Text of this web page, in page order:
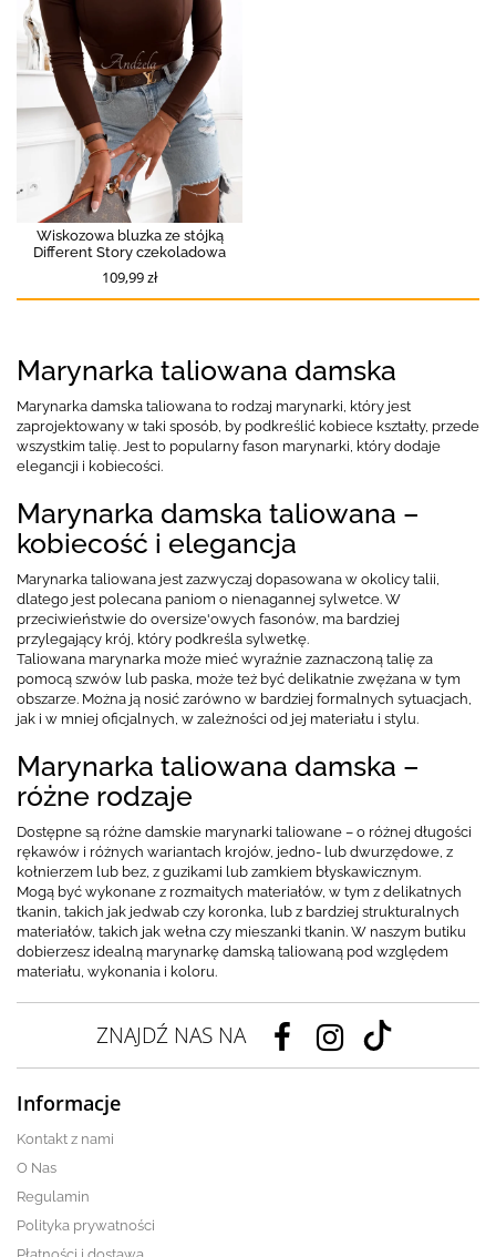
Wiskozowa bluzka ze stójką
Different Story czekoladowa
109,99 zł
Marynarka taliowana damska
Marynarka damska taliowana to rodzaj marynarki, który jest
zaprojektowany w taki sposób, by podkreślić kobiece kształty, przede
wszystkim talię. Jest to popularny fason marynarki, który dodaje
elegancji i kobiecości.
Marynarka damska taliowana –
kobiecość i elegancja
Marynarka taliowana jest zazwyczaj dopasowana w okolicy talii,
dlatego jest polecana paniom o nienagannej sylwetce. W
przeciwieństwie do oversize'owych fasonów, ma bardziej
przylegający krój, który podkreśla sylwetkę.
Taliowana marynarka może mieć wyraźnie zaznaczoną talię za
pomocą szwów lub paska, może też być delikatnie zwężana w tym
obszarze. Można ją nosić zarówno w bardziej formalnych sytuacjach,
jak i w mniej oficjalnych, w zależności od jej materiału i stylu.
Marynarka taliowana damska –
różne rodzaje
Dostępne są różne damskie marynarki taliowane – o różnej długości
rękawów i różnych wariantach krojów, jedno- lub dwurzędowe, z
kołnierzem lub bez, z guzikami lub zamkiem błyskawicznym.
Mogą być wykonane z rozmaitych materiałów, w tym z delikatnych
tkanin, takich jak jedwab czy koronka, lub z bardziej strukturalnych
materiałów, takich jak wełna czy mieszanki tkanin. W naszym butiku
dobierzesz idealną marynarkę damską taliowaną pod względem
materiału, wykonania i koloru.
ZNAJDŹ NAS NA
Informacje
Kontakt z nami
O Nas
Regulamin
Polityka prywatności